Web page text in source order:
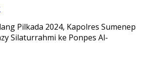
Pilkada 2024, Kapolres Sumenep
Silaturrahmi ke Ponpes Al-